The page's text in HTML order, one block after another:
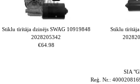
Stiklu tīrītāja dzinējs SWAG 10919848
2028205342
€64.98
Stiklu
SIA
Reģ. Nr.: